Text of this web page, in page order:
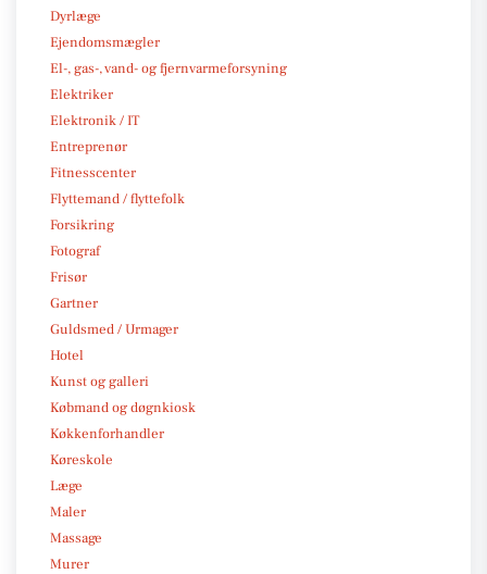
Dyrlæge
Ejendomsmægler
El-, gas-, vand- og fjernvarmeforsyning
Elektriker
Elektronik / IT
Entreprenør
Fitnesscenter
Flyttemand / flyttefolk
Forsikring
Fotograf
Frisør
Gartner
Guldsmed / Urmager
Hotel
Kunst og galleri
Købmand og døgnkiosk
Køkkenforhandler
Køreskole
Læge
Maler
Massage
Murer